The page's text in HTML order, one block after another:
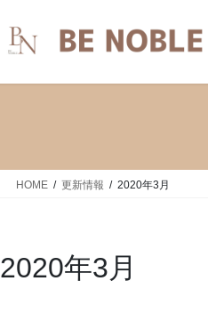
HOME 更新情報 2020年3月
2020年3月